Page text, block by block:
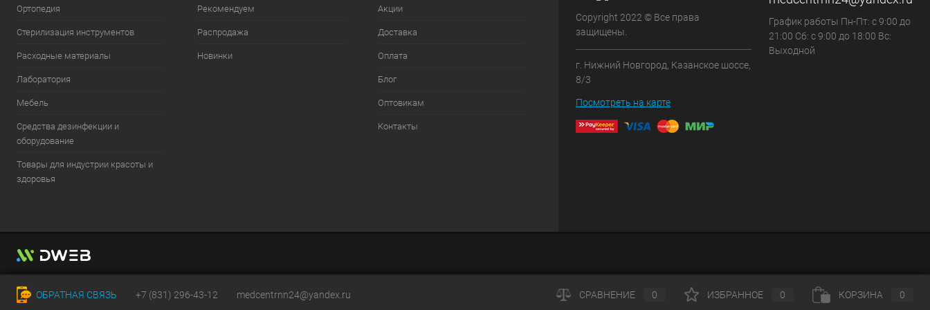
Ортопедия
Стерилизация инструментов
Расходные материалы
Лаборатория
Мебель
Средства дезинфекции и
оборудование
Товары для индустрии красоты и
здоровья
Рекомендуем
Распродажа
Новинки
Акции
Доставка
Оплата
Блог
Оптовикам
Контакты
Copyright 2022 © Все права
защищены.
г. Нижний Новгород, Казанское шоссе,
8/3
Посмотреть на карте
График работы Пн-Пт: с 9:00 до
21:00 Сб: с 9:00 до 18:00 Вс:
Выходной
ОБРАТНАЯ СВЯЗЬ +7 (831) 296-43-12 medcentrnn24@yandex.ru СРАВНЕНИЕ 0 ИЗБРАННОЕ 0 КОРЗИНА 0